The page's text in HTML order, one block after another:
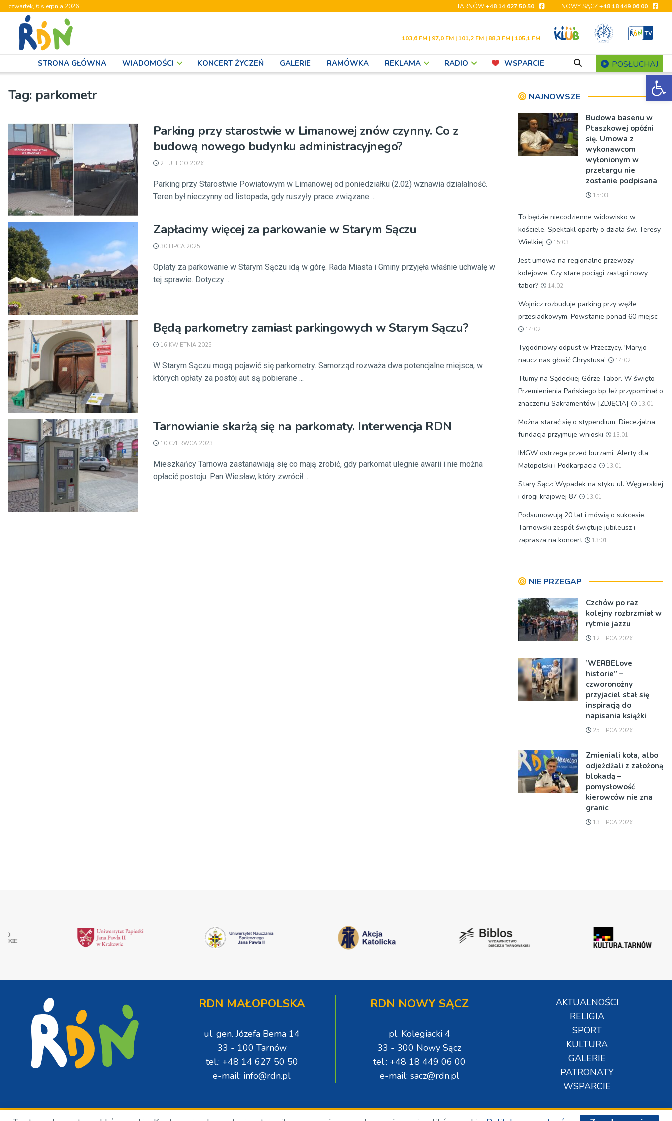
czwartek, 6 sierpnia 2026 TARNÓW+48 14 627 50 50 NOWY SĄCZ+48 18 449 06 00
103,6 FM | 97,0 FM | 101,2 FM | 88,3 FM | 105,1 FM
STRONA GŁÓWNA WIADOMOŚCI KONCERT ŻYCZEŃ GALERIE RAMÓWKA REKLAMA RADIO WSPARCIE POSŁUCHAJ
Tag: parkometr
Parking przy starostwie w Limanowej znów czynny. Co z
budową nowego budynku administracyjnego?
2 LUTEGO 2026
Parking przy Starostwie Powiatowym w Limanowej od poniedziałku (2.02) wznawia działalność.
Teren był nieczynny od listopada, gdy ruszyły prace związane ...
Zapłacimy więcej za parkowanie w Starym Sączu
30 LIPCA 2025
Opłaty za parkowanie w Starym Sączu idą w górę. Rada Miasta i Gminy przyjęła właśnie uchwałę w
tej sprawie. Dotyczy ...
Będą parkometry zamiast parkingowych w Starym Sączu?
16 KWIETNIA 2025
W Starym Sączu mogą pojawić się parkometry. Samorząd rozważa dwa potencjalne miejsca, w
których opłaty za postój aut są pobierane ...
Tarnowianie skarżą się na parkomaty. Interwencja RDN
10 CZERWCA 2023
Mieszkańcy Tarnowa zastanawiają się co mają zrobić, gdy parkomat ulegnie awarii i nie można
opłacić postoju. Pan Wiesław, który zwrócił ...
NAJNOWSZE
Budowa basenu w
Ptaszkowej opóźni
się. Umowa z
wykonawcom
wyłonionym w
przetargu nie
zostanie podpisana
15:03
To będzie niecodzienne widowisko w
kościele. Spektakl oparty o działa św. Teresy
Wielkiej
15:03
Jest umowa na regionalne przewozy
kolejowe. Czy stare pociągi zastąpi nowy
tabor?
14:02
Wojnicz rozbuduje parking przy węźle
przesiadkowym. Powstanie ponad 60 miejsc
14:02
Tygodniowy odpust w Przeczycy. 'Maryjo –
naucz nas głosić Chrystusa’
14:02
Tłumy na Sądeckiej Górze Tabor. W święto
Przemienienia Pańskiego bp Jeż przypominał o
znaczeniu Sakramentów [ZDJĘCIA]
13:01
Można starać się o stypendium. Diecezjalna
fundacja przyjmuje wnioski
13:01
IMGW ostrzega przed burzami. Alerty dla
Małopolski i Podkarpacia
13:01
Stary Sącz: Wypadek na styku ul. Węgierskiej
i drogi krajowej 87
13:01
Podsumowują 20 lat i mówią o sukcesie.
Tarnowski zespół świętuje jubileusz i
zaprasza na koncert
13:01
NIE PRZEGAP
Czchów po raz
kolejny rozbrzmiał w
rytmie jazzu
12 LIPCA 2026
’WERBELove
historie” –
czworonożny
przyjaciel stał się
inspiracją do
napisania książki
25 LIPCA 2026
Zmieniali koła, albo
odjeżdżali z założoną
blokadą –
pomysłowość
kierowców nie zna
granic
13 LIPCA 2026
RDN MAŁOPOLSKA
ul. gen. Józefa Bema 14
33 - 100 Tarnów
tel.: +48 14 627 50 50
e-mail: info@rdn.pl
RDN NOWY SĄCZ
pl. Kolegiacki 4
33 - 300 Nowy Sącz
tel.: +48 18 449 06 00
e-mail: sacz@rdn.pl
AKTUALNOŚCI
RELIGIA
SPORT
KULTURA
GALERIE
PATRONATY
WSPARCIE